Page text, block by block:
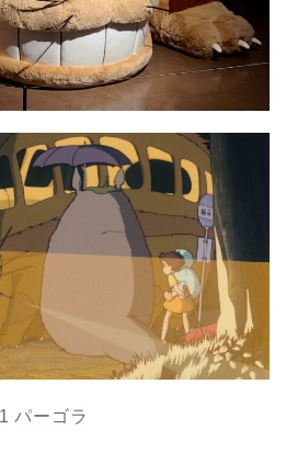
パーゴラ